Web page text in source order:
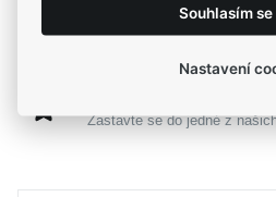
Garance vysoké
Certifikáty původu a kvality
Zastavte se do jedné z
Souhlasím
Nastavení